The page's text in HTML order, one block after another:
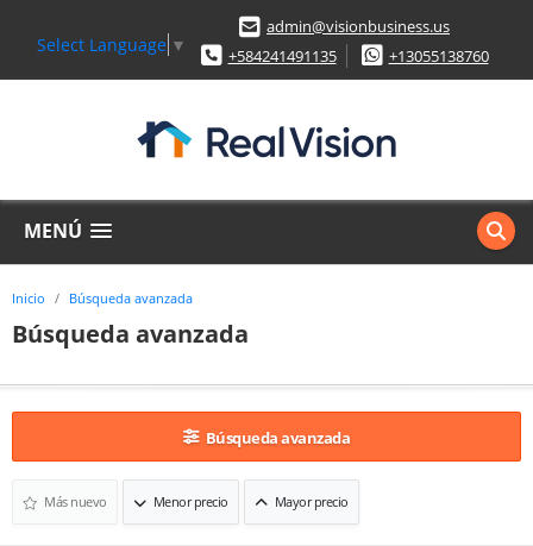
Select Language ▼
admin@visionbusiness.us
+584241491135
+13055138760
MENÚ
Inicio Búsqueda avanzada
Búsqueda avanzada
Búsqueda avanzada
Más nuevo Menor precio Mayor precio